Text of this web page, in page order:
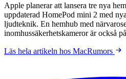
Apple planerar att lansera tre nya
uppdaterad HomePod mini 2 med
ljudteknik. En hemhub med
inomhussäkerhetskameror är också
Läs hela artikeln hos MacRumors